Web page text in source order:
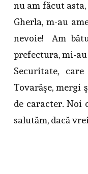
nu am făcut asta,
Gherla, m-au
nevoie! Am
prefectura, mi-
Securitate,
Tovarăşe, mergi
de caracter. Noi
salutăm, dacă